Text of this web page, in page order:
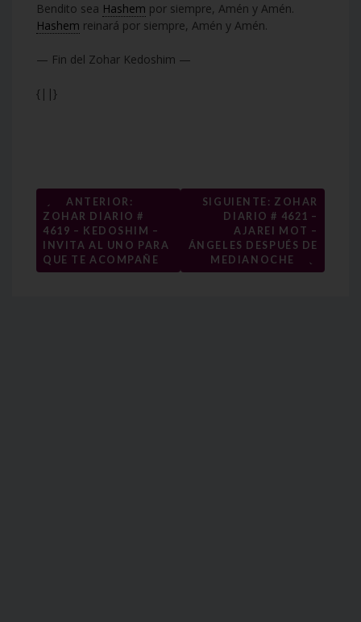
Bendito sea Hashem por siempre, Amén y Amén.
Hashem reinará por siempre, Amén y Amén.
— Fin del Zohar Kedoshim —
{||}
Navegación
de
entradas
←
ANTERIOR:
ZOHAR DIARIO #
4619 – KEDOSHIM –
INVITA AL UNO PARA
QUE TE ACOMPAÑE
SIGUIENTE: ZOHAR
DIARIO # 4621 –
AJAREI MOT –
ÁNGELES DESPUÉS DE
MEDIANOCHE
→